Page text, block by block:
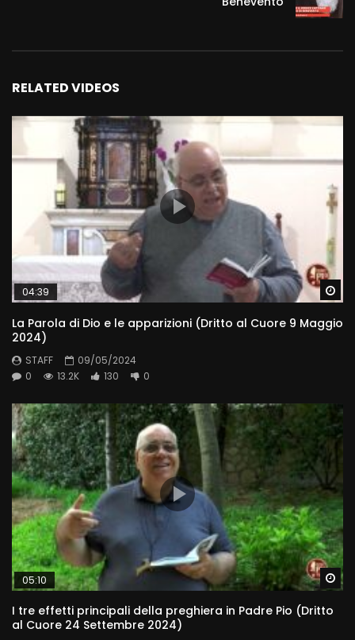
RELATED VIDEOS
04:39
La Parola di Dio e le apparizioni (Dritto al Cuore 9 Maggio
2024)
STAFF
09/05/2024
0
13.2K 130 0
05:10
I tre effetti principali della preghiera in Padre Pio (Dritto
al Cuore 24 Settembre 2024)